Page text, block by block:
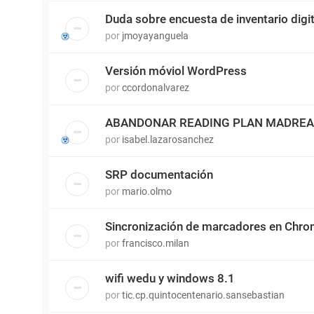
Duda sobre encuesta de inventario
por jmoyayanguela
Versión móviol WordPress
porccordonalvarez
ABANDONAR READING PLAN
por isabel.lazarosanchez
SRP documentación
por mario.olmo
Sincronización de marcadores en
porfrancisco.milan
wifi wedu y windows 8.1
portic.cp.quintocentenario.sansebastian